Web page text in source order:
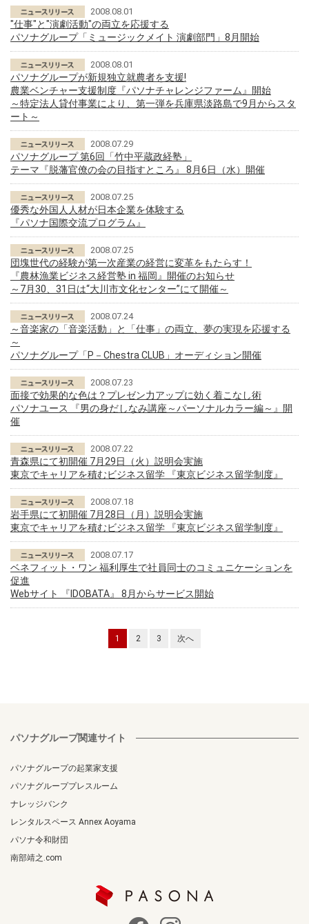
2008.08.01
"仕事"と"演劇活動"の両立を応援する
パソナグループ「ミュージックメイト 演劇部門」8月開始
2008.08.01
パソナグループが新規独立就農者を支援!
農業ベンチャー支援制度『パソナチャレンジファーム』開始
～特定法人貸付事業により、第一弾を兵庫県淡路島で9月からスタ
ート～
2008.07.29
パソナグループ 第6回「竹中平蔵政経塾」
テーマ『脱藩官僚の会の目指すところ』 8月6日（水）開催
2008.07.25
優秀な外国人人材が日本企業を体験する
『パソナ国際交流プログラム』
2008.07.25
団塊世代の経験が第一次産業の経営に変革をもたらす！
『農林漁業ビジネス経営塾 in 福岡』開催のお知らせ
～7月30、31日は“大川市文化センター”にて開催～
2008.07.24
～音楽家の「音楽活動」と「仕事」の両立、夢の実現を応援する
～
パソナグループ「P－Chestra CLUB」オーディション開催
2008.07.23
面接で効果的な色は？プレゼン力アップに効く着こなし術
パソナユース 『男の身だしなみ講座～パーソナルカラー編～』開
催
2008.07.22
青森県にて初開催 7月29日（火）説明会実施
東京でキャリアを積むビジネス留学 『東京ビジネス留学制度』
2008.07.18
岩手県にて初開催 7月28日（月）説明会実施
東京でキャリアを積むビジネス留学 『東京ビジネス留学制度』
2008.07.17
ベネフィット・ワン 福利厚生で社員同士のコミュニケーションを
促進
Webサイト 『IDOBATA』 8月からサービス開始
1 2 3 次へ
パソナグループ関連サイト
パソナグループの起業家支援
パソナグループプレスルーム
ナレッジバンク
レンタルスペース Annex Aoyama
パソナ令和財団
南部靖之.com